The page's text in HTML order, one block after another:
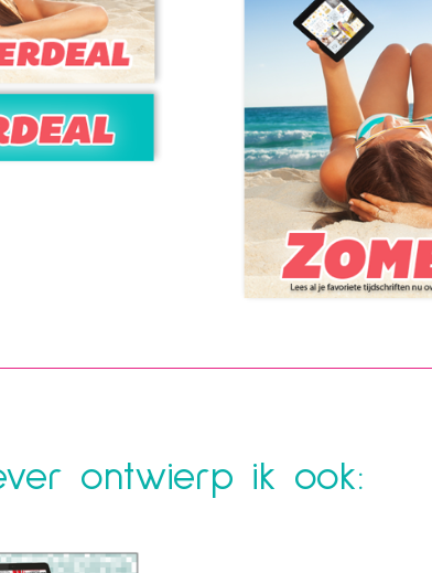
ontwierp ik ook: